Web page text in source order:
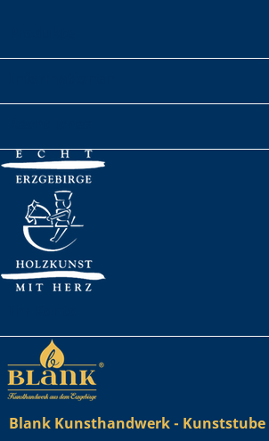
Blank Kunsthandwerk -